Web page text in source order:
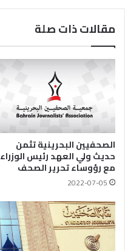
مقالات ذات صلة
الصحفيين البحرينية تثمن
حديث ولي العهد رئيس الوزراء
مع رؤوساء تحرير الصحف
2022-07-05